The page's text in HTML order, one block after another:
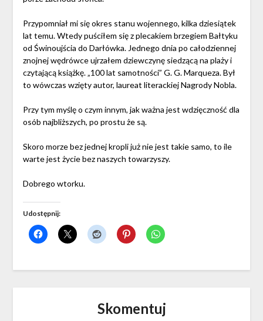
Przypomniał mi się okres stanu wojennego, kilka dziesiątek
lat temu. Wtedy puściłem się z plecakiem brzegiem Bałtyku
od Świnoujścia do Darłówka. Jednego dnia po całodziennej
znojnej wędrówce ujrzałem dziewczynę siedzącą na plaży i
czytającą książkę. „100 lat samotności” G. G. Marqueza. Był
to wówczas wzięty autor, laureat literackiej Nagrody Nobla.
Przy tym myślę o czym innym, jak ważna jest wdzięczność dla
osób najbliższych, po prostu że są.
Skoro morze bez jednej kropli już nie jest takie samo, to ile
warte jest życie bez naszych towarzyszy.
Dobrego wtorku.
Udostępnij:
Skomentuj